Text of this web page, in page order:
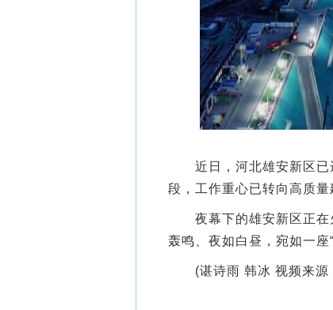
近日，河北雄安新区已
段，工作重心已转向高质
夜幕下的雄安新区正在
轰鸣、夜如白昼，宛如一座“
(谌诗雨 韩冰 视频来源